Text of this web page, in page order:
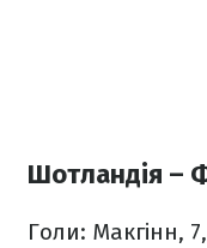
Шотландія –
Голи: Макгінн,